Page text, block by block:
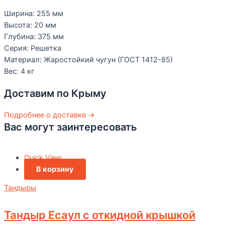
Ширина: 255 мм
Высота: 20 мм
Глубина: 375 мм
Серия: Решетка
Материал: Жаростойкий чугун (ГОСТ 1412-85)
Вес: 4 кг
Доставим по Крыму
Подробнее о доставке →
Вас могут заинтересовать
Quick View
В корзину
Тандыры
Тандыр Есаул c откидной крышкой